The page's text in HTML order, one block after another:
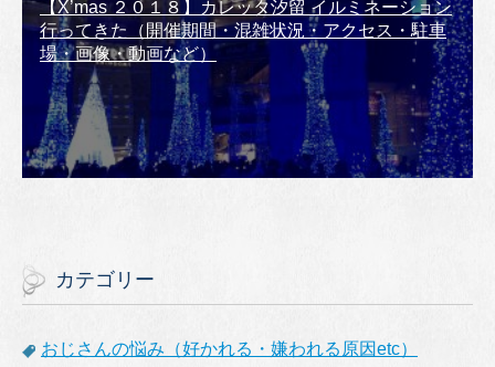
【X’mas ２０１８】カレッタ汐留 イルミネーション
行ってきた（開催期間・混雑状況・アクセス・駐車
場・画像・動画など）
カテゴリー
おじさんの悩み（好かれる・嫌われる原因etc）